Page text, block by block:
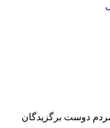
دوست برگزیدگان